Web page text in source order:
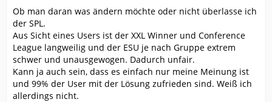
Ob man daran was ändern möchte oder nicht überlasse ich
der SPL.
Aus Sicht eines Users ist der XXL Winner und Conference
League langweilig und der ESU je nach Gruppe extrem
schwer und unausgewogen. Dadurch unfair.
Kann ja auch sein, dass es einfach nur meine Meinung ist
und 99% der User mit der Lösung zufrieden sind. Weiß ich
allerdings nicht.